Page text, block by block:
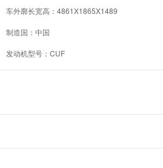
车外廓长宽高：4861X1865X1489
制造国：中国
发动机型号：CUF